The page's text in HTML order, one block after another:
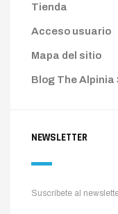
Tienda
Acceso usuario
Mapa del sitio
Blog The Alpinia
NEWSLETTER
Suscríbete al